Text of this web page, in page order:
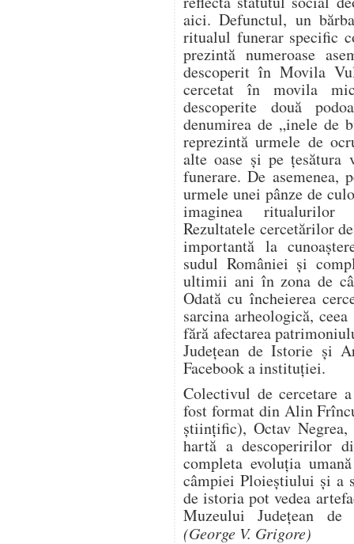
aici. Defunctul, un
ritualul funerar specific
prezintă numeroase
descoperit în Movila
cercetat în movila
descoperite două
denumirea de „inele de
reprezintă urmele de
alte oase și pe țesătura
funerare. De asemenea,
urmele unei pânze de
imaginea ritualurilor
Rezultatele cercetărilor
importantă la
sudul României și
ultimii ani în zona de
Odată cu încheierea
sarcina arheologică,
fără afectarea
Județean de Istorie și
Facebook a instituției.
Colectivul de
fost format din Alin
științific), Octav
hartă a descoperirilor
completa evoluția
câmpiei Ploieștiului și a
de istoria pot vedea
Muzeului Județean
(George V. Grigore)